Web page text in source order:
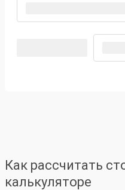
Как рассчитать
калькуляторе